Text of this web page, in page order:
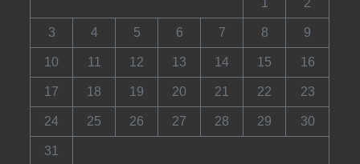
1 2
3 4 5 6 7 8 9
10 11 12 13 14 15 16
17 18 19 20 21 22 23
24 25 26 27 28 29 30
31